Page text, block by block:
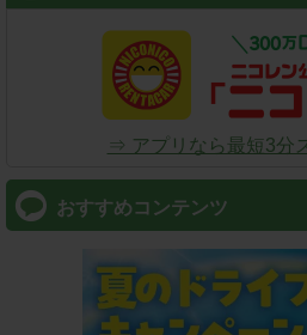
⇒ アプリなら最短3分
おすすめコンテンツ